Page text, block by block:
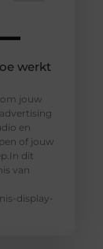
werkt
jouw
en
of jouw
dit
van
display-